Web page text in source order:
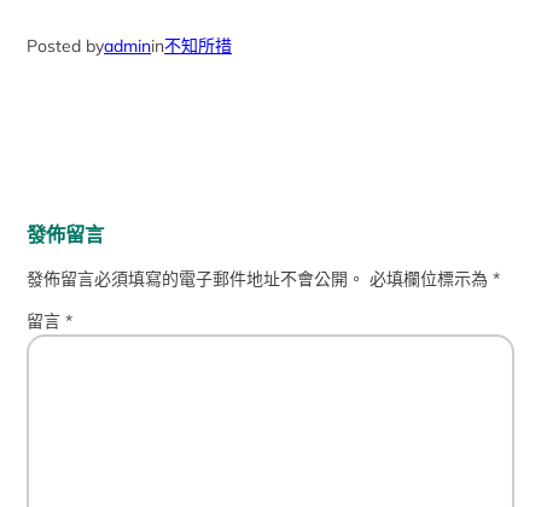
Posted byadminin不知所措
發佈留言
發佈留言必須填寫的電子郵件地址不會公開。 必填欄位標示為*
留言*